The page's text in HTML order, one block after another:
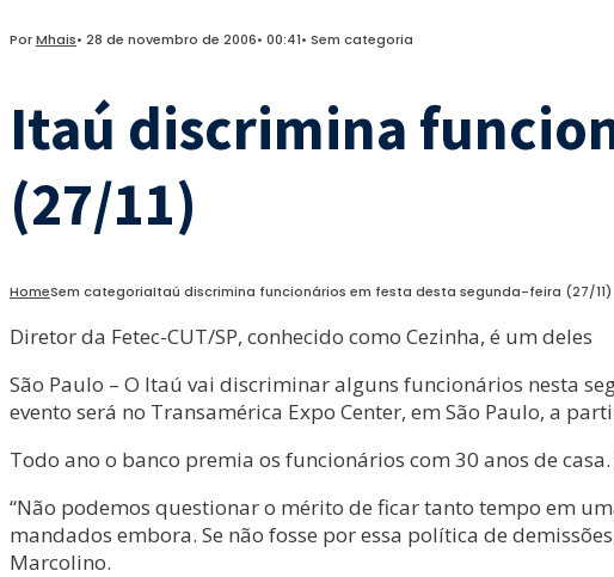
PorMhais• 28 de novembro de 2006• 00:41• Sem categoria
Itaú discrimina
(27/11)
HomeSem categoriaItaú discrimina funcionários em festa desta segunda-feira (27/11)
Diretor da Fetec-CUT/SP, conhecido como Cezinha, é um deles
São Paulo – O Itaú vai discriminar alguns funcionários nesta
evento será no Transamérica Expo Center, em São Paulo, a
Todo ano o banco premia os funcionários com 30 anos de
“Não podemos questionar o mérito de ficar tanto tempo em
mandados embora. Se não fosse por essa política de
Marcolino.